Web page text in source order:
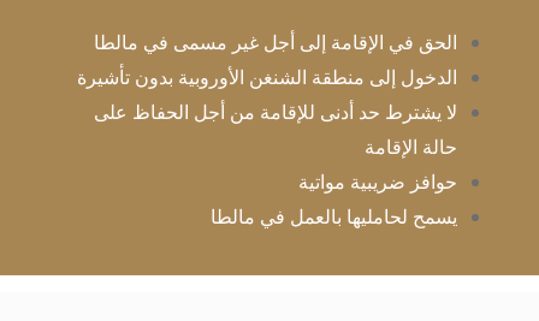
الحق في الإقامة إلى أجل غير مسمى في مالطا
الدخول إلى منطقة الشنغن الأوروبية بدون تأشيرة
لا يشترط حد أدنى للإقامة من أجل الحفاظ على
حالة الإقامة
حوافز ضريبية مواتية
يسمح لحامليها بالعمل في مالطا